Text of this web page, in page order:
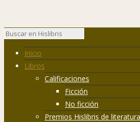
Inicio
Libros
Calificaciones
Ficción
No ficción
Premios Hislibris de